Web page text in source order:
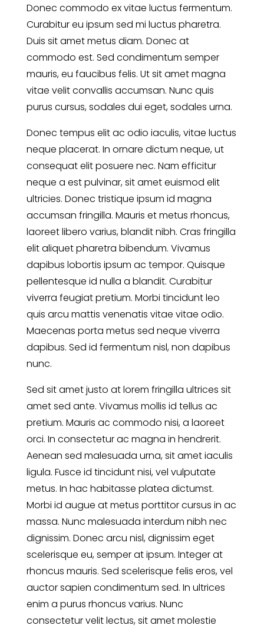
Donec commodo ex vitae luctus fermentum.
Curabitur eu ipsum sed mi luctus pharetra.
Duis sit amet metus diam. Donec at
commodo est. Sed condimentum semper
mauris, eu faucibus felis. Ut sit amet magna
vitae velit convallis accumsan. Nunc quis
purus cursus, sodales dui eget, sodales urna.
Donec tempus elit ac odio iaculis, vitae luctus
neque placerat. In ornare dictum neque, ut
consequat elit posuere nec. Nam efficitur
neque a est pulvinar, sit amet euismod elit
ultricies. Donec tristique ipsum id magna
accumsan fringilla. Mauris et metus rhoncus,
laoreet libero varius, blandit nibh. Cras fringilla
elit aliquet pharetra bibendum. Vivamus
dapibus lobortis ipsum ac tempor. Quisque
pellentesque id nulla a blandit. Curabitur
viverra feugiat pretium. Morbi tincidunt leo
quis arcu mattis venenatis vitae vitae odio.
Maecenas porta metus sed neque viverra
dapibus. Sed id fermentum nisl, non dapibus
nunc.
Sed sit amet justo at lorem fringilla ultrices sit
amet sed ante. Vivamus mollis id tellus ac
pretium. Mauris ac commodo nisi, a laoreet
orci. In consectetur ac magna in hendrerit.
Aenean sed malesuada urna, sit amet iaculis
ligula. Fusce id tincidunt nisi, vel vulputate
metus. In hac habitasse platea dictumst.
Morbi id augue at metus porttitor cursus in ac
massa. Nunc malesuada interdum nibh nec
dignissim. Donec arcu nisl, dignissim eget
scelerisque eu, semper at ipsum. Integer at
rhoncus mauris. Sed scelerisque felis eros, vel
auctor sapien condimentum sed. In ultrices
enim a purus rhoncus varius. Nunc
consectetur velit lectus, sit amet molestie